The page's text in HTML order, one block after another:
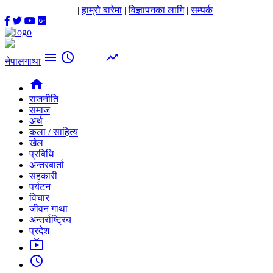
|हाम्रो बारेमा |विज्ञापनका लागि|सम्पर्क
नेपालगाथा menu access_time
trending_up
home
राजनीति
समाज
अर्थ
कला / साहित्य
खेल
प्रबिधि
अन्तरबार्ता
सहकारी
पर्यटन
विचार
जीवन गाथा
अन्तर्राष्ट्रिय
प्रदेश
live_tv
access_time